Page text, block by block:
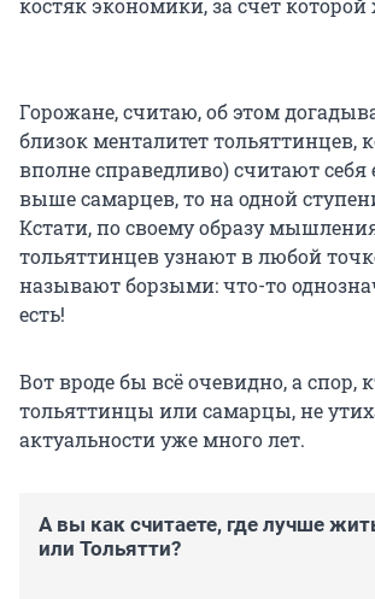
костяк экономики, за счет
Горожане, считаю, об этом
близок менталитет тольяттинцев,
вполне справедливо) считают себя
выше самарцев, то на одной
Кстати, по своему образу
тольяттинцев узнают в любой
называют борзыми: что-то
есть!
Вот вроде бы всё очевидно, а спор,
тольяттинцы или самарцы, не
актуальности уже много лет.
А вы как считаете, где лучше
или Тольятти?